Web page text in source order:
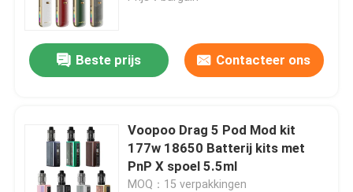
Beste prijs Contacteer ons
Voopoo Drag 5 Pod Mod kit
177w 18650 Batterij kits met
PnP X spoel 5.5ml
MOQ：15 verpakkingen